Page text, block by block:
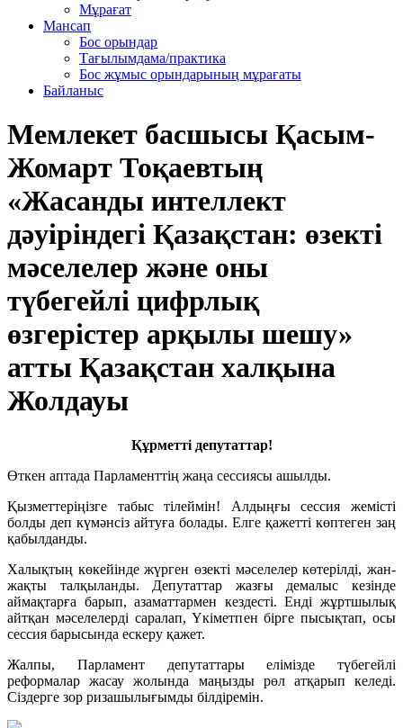
Мұрағат
Мансап
Бос орындар
Тағылымдама/практика
Бос жұмыс орындарының мұрағаты
Байланыс
Мемлекет басшысы Қасым-
Жомарт Тоқаевтың
«Жасанды интеллект
дәуіріндегі Қазақстан: өзекті
мәселелер және оны
түбегейлі цифрлық
өзгерістер арқылы шешу»
атты Қазақстан халқына
Жолдауы
Құрметті депутаттар!
Өткен аптада Парламенттің жаңа сессиясы ашылды.
Қызметтеріңізге табыс тілеймін! Алдыңғы сессия жемісті
болды деп күмәнсіз айтуға болады. Елге қажетті көптеген заң
қабылданды.
Халықтың көкейінде жүрген өзекті мәселелер көтерілді, жан-
жақты талқыланды. Депутаттар жазғы демалыс кезінде
аймақтарға барып, азаматтармен кездесті. Енді жұртшылық
айтқан мәселелерді саралап, Үкіметпен бірге пысықтап, осы
сессия барысында ескеру қажет.
Жалпы, Парламент депутаттары елімізде түбегейлі
реформалар жасау жолында маңызды рөл атқарып келеді.
Сіздерге зор ризашылығымды білдіремін.